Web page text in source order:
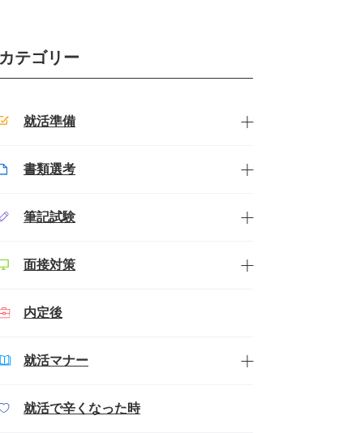
カテゴリー
就活準備
書類選考
筆記試験
面接対策
内定後
就活マナー
就活で辛くなった時